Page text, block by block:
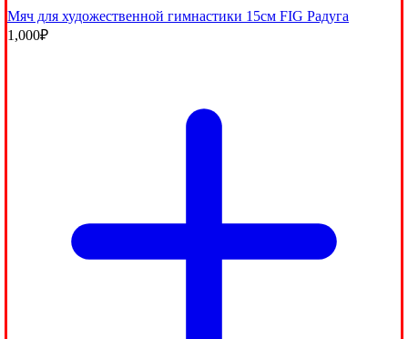
Мяч для художественной гимнастики 15см FIG Радуга
1,000₽